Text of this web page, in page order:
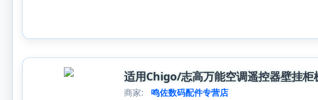
适用Chigo/志高万能空调遥控器壁挂
商家:
鸣佐数码配件专营店